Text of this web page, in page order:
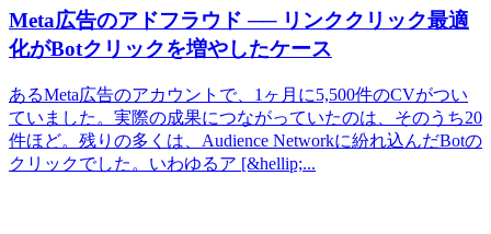
Meta広告のアドフラウド ── リンククリック最適
化がBotクリックを増やしたケース
あるMeta広告のアカウントで、1ヶ月に5,500件のCVがつい
ていました。実際の成果につながっていたのは、そのうち20
件ほど。残りの多くは、Audience Networkに紛れ込んだBotの
クリックでした。いわゆるア [&hellip;...